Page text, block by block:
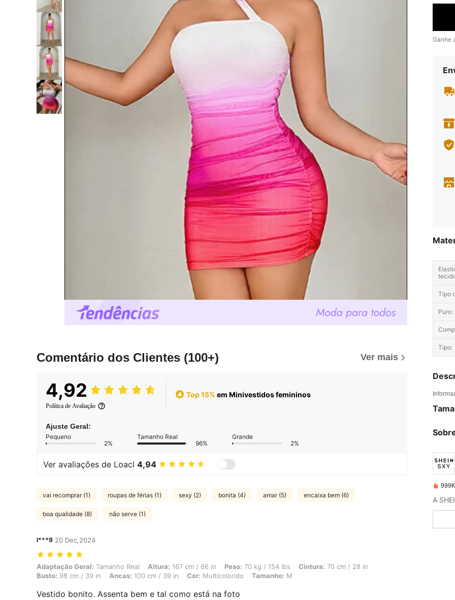
Comentário dos Clientes (100+) Ver mais
4,92
Política de Avaliação
Top 15% em Minivestidos femininos
Ajuste Geral:
Pequeno
2%
Tamanho Real
96%
Grande
2%
Ver avaliações de Loacl 4,94
vai recomprar (1) roupas de férias (1) sexy (2) bonita (4) amar (5) encaixa bem (6)
boa qualidade (8) não serve (1)
l***9 20 Dec,2024
Adaptação Geral: Tamanho Real, Altura: 167 cm / 66 in, Peso: 70 kg / 154 lbs, Cintura: 70 cm / 28 in, Busto: 98 cm / 39 in, Ancas: 100 cm / 39 in, Cor:
Adaptação Geral: Tamanho Real Altura: 167 cm / 66 in Peso: 70 kg / 154 lbs Cintura: 70 cm / 28 in
Busto: 98 cm / 39 in Ancas: 100 cm / 39 in Cor: Multicolorido Tamanho: M
Vestido bonito. Assenta bem e tal como está na foto
Ganhe
Tipo
Puro:
Tipo: